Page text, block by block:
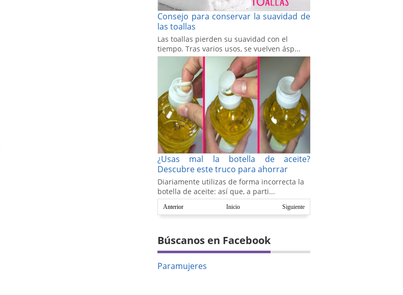
Consejo para conservar la suavidad de
las toallas
Las toallas pierden su suavidad con el
tiempo. Tras varios usos, se vuelven ásp...
¿Usas mal la botella de aceite?
Descubre este truco para ahorrar
Diariamente utilizas de forma incorrecta la
botella de aceite: así que, a parti...
Anterior Siguiente
Inicio
Búscanos en Facebook
Paramujeres